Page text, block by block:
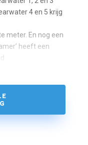
4 en 5 krijg
meter. En nog een
heeft een
veel comfort